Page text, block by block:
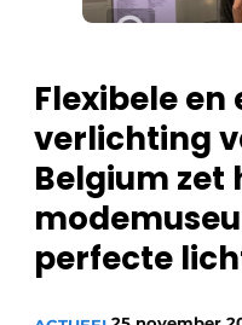
Nieuwsbrief
Privacy / Cookie
Vacature
Vacatures
Video’s
Solar
Sanitair
Binnenklimaat
Flexibele
verlichting
Belgium zet
perfecte